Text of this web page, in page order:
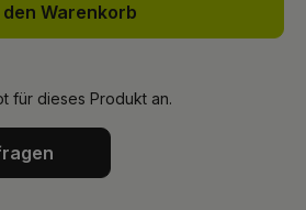
den Warenkorb
für dieses Produkt an.